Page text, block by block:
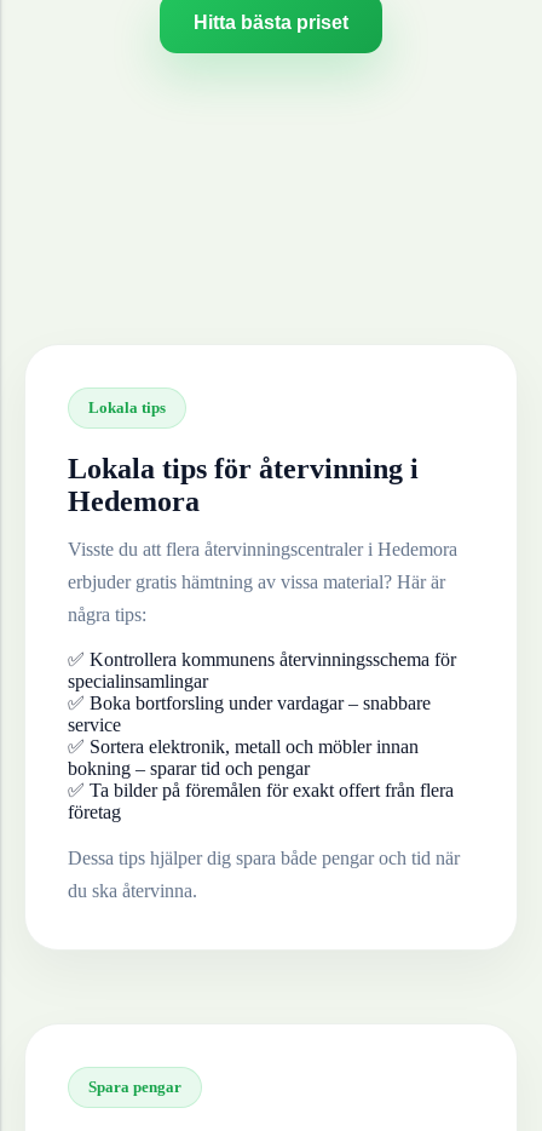
Hitta bästa priset
Lokala tips
Lokala tips för återvinning i
Hedemora
Visste du att flera återvinningscentraler i Hedemora
erbjuder gratis hämtning av vissa material? Här är
några tips:
✅ Kontrollera kommunens återvinningsschema för
specialinsamlingar
✅ Boka bortforsling under vardagar – snabbare
service
✅ Sortera elektronik, metall och möbler innan
bokning – sparar tid och pengar
✅ Ta bilder på föremålen för exakt offert från flera
företag
Dessa tips hjälper dig spara både pengar och tid när
du ska återvinna.
Spara pengar